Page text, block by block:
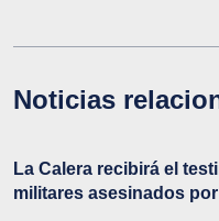
Noticias
La Calera recibirá el
militares asesinados por